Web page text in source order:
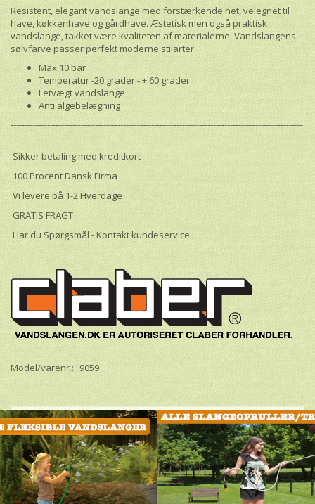
Resistent, elegant vandslange med forstærkende net, velegnet til
have, køkkenhave og gårdhave. Æstetisk men også praktisk
vandslange, takket være kvaliteten af materialerne. Vandslangens
sølvfarve passer perfekt moderne stilarter.
Max 10 bar
Temperatur -20 grader - + 60 grader
Letvægt vandslange
Anti algebelægning
--------------------------------------------------------------------------------------------------------
-----------------------------------------------
Sikker betaling med kreditkort
100 Procent Dansk Firma
Vi levere på 1-2 Hverdage
GRATIS FRAGT
Har du Spørgsmål - Kontakt kundeservice
Model/varenr.: 9059